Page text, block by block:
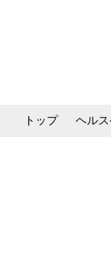
トップ ヘル